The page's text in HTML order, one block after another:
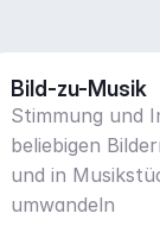
Bild-zu-Musik
Stimmung und
beliebigen
und in
umwandeln